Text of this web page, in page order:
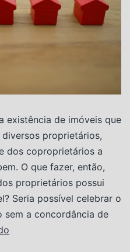
existência de imóveis que
diversos proprietários,
dos coproprietários a
O que fazer, então,
proprietários possui
Seria possível celebrar o
a concordância de